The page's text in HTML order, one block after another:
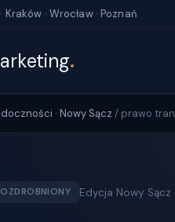
Kraków · Wrocław · Poznań
.
· Nowy Sącz / prawo
Edycja Nowy